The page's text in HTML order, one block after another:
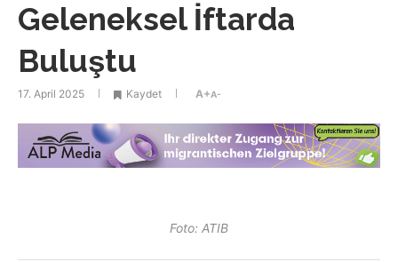
Geleneksel İftarda
Buluştu
17. April 2025 Kaydet A+A-
Foto: ATIB